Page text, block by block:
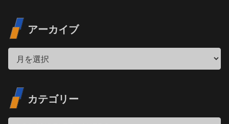
アーカイブ
カテゴリー